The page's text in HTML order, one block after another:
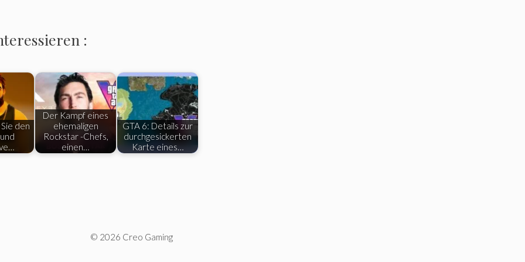
:
den
Der Kampf eines
ehemaligen
Rockstar -Chefs,
einen…
GTA 6: Details zur
durchgesickerten
Karte eines…
© 2026 Creo Gaming